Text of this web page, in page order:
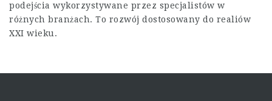
podejścia wykorzystywane przez specjalistów w
różnych branżach. To rozwój dostosowany do realiów
XXI wieku.